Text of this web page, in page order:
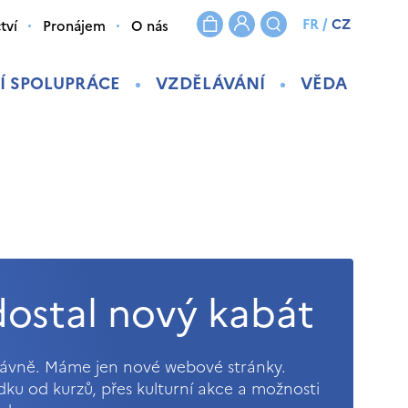
SPOLUPRÁCE VZDĚLÁVÁNÍ VĚDA
Pronájem O nás FR/CZ
nový kabát
Máme jen nové webové stránky.
od kurzů, přes kulturní akce a možnosti